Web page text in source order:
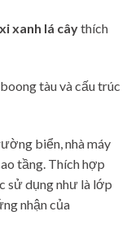
xanh lá câythích
tàu và cấu trúc
biển, nhà máy
tầng. Thích hợp
sử dụng như là lớp
nhận của